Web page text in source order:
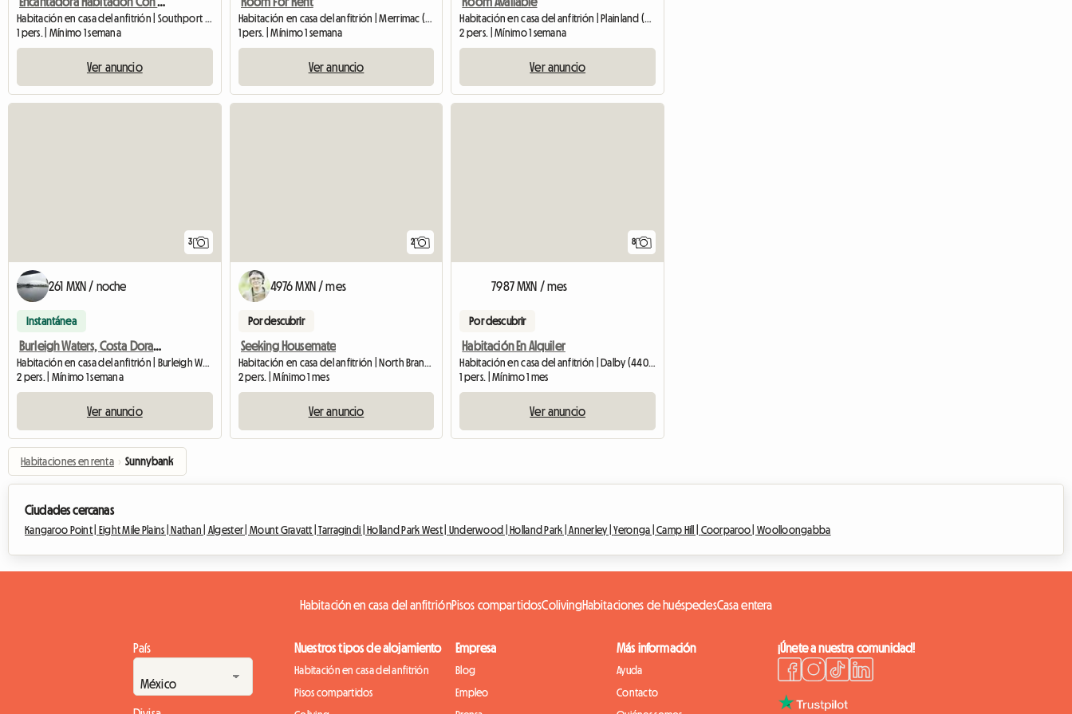
Habitación en casa del anfitrión | Southport (4215)
1 pers. | Mínimo 1 semana
Ver anuncio
Habitación en casa del anfitrión | Merrimac (4226)
1 pers. | Mínimo 1 semana
Ver anuncio
Habitación en casa del anfitrión | Plainland (4341)
2 pers. | Mínimo 1 semana
Ver anuncio
3
261 MXN / noche
Instantánea
Burleigh Waters, Costa Dorada, Queensland, Australia
Habitación en casa del anfitrión | Burleigh Waters (4220) | 30 M2
2 pers. | Mínimo 1 semana
Ver anuncio
2
4976 MXN / mes
Por descubrir
Seeking Housemate
Habitación en casa del anfitrión | North Branch (4370)
2 pers. | Mínimo 1 mes
Ver anuncio
8
7987 MXN / mes
Por descubrir
Habitación En Alquiler
Habitación en casa del anfitrión | Dalby (4405)
1 pers. | Mínimo 1 mes
Ver anuncio
Habitaciones en renta › Sunnybank
Ciudades cercanas
Kangaroo Point | Eight Mile Plains | Nathan | Algester | Mount Gravatt |Tarragindi | Holland Park West | Underwood | Holland Park |Annerley |Yeronga |Camp Hill | Coorparoo | Woolloongabba
Habitación en casa del anfitriónPisos compartidosColivingHabitaciones de huéspedesCasa entera
País Nuestros tipos de alojamiento
Habitación en casa del anfitrión
Pisos compartidos
Empresa
Blog
Empleo
Más información
Ayuda
Contacto
¡Únete a nuestra comunidad!